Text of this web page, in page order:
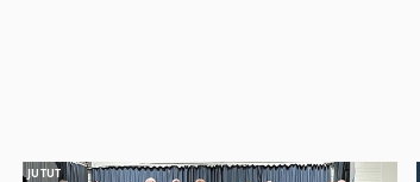
JUTUT